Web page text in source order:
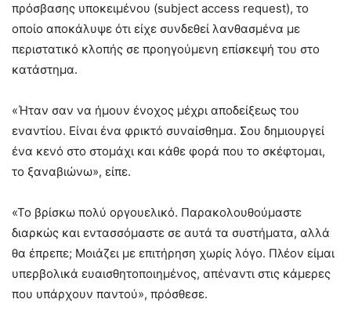
πρόσβασης υποκειμένου (subject access request), το
οποίο αποκάλυψε ότι είχε συνδεθεί λανθασμένα με
περιστατικό κλοπής σε προηγούμενη επίσκεψή του στο
κατάστημα.
«Ήταν σαν να ήμουν ένοχος μέχρι αποδείξεως του
εναντίου. Είναι ένα φρικτό συναίσθημα. Σου δημιουργεί
ένα κενό στο στομάχι και κάθε φορά που το σκέφτομαι,
το ξαναβιώνω», είπε.
«Το βρίσκω πολύ οργουελικό. Παρακολουθούμαστε
διαρκώς και εντασσόμαστε σε αυτά τα συστήματα, αλλά
θα έπρεπε; Μοιάζει με επιτήρηση χωρίς λόγο. Πλέον είμαι
υπερβολικά ευαισθητοποιημένος, απέναντι στις κάμερες
που υπάρχουν παντού», πρόσθεσε.